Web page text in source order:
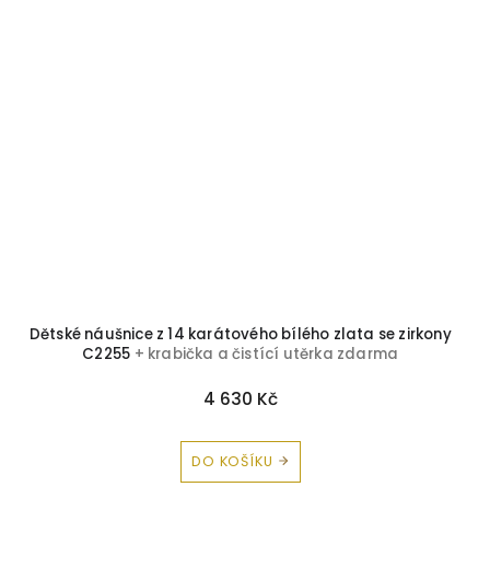
Dětské náušnice z 14 karátového bílého zlata se zirkony
C2255 + krabička a čistící utěrka zdarma
4 630 Kč
DO KOŠÍKU